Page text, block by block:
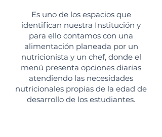
Es uno de los espacios que
identifican nuestra Institución y
para ello contamos con una
alimentación planeada por un
nutricionista y un chef, donde el
menú presenta opciones diarias
atendiendo las necesidades
nutricionales propias de la edad de
desarrollo de los estudiantes.